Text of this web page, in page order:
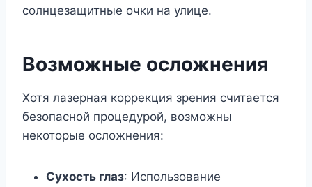
солнцезащитные очки на улице.
Возможные осложнения
Хотя лазерная коррекция зрения считается
безопасной процедурой, возможны
некоторые осложнения:
Сухость глаз: Использование